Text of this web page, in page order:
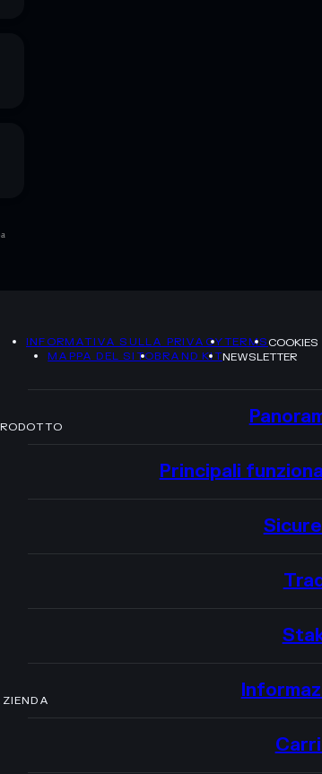
INFORMATIVA SULLA PRIVACYTERMSCOOKIES
MAPPA DEL SITOBRAND KITNEWSLETTER
Principali